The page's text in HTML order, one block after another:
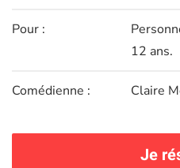
Pour :
12 ans.
Comédienne : Claire
Je